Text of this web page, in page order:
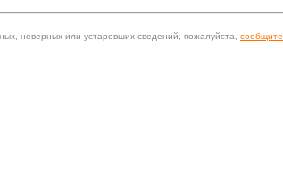
неверных или устаревших сведений, пожалуйста, сообщите